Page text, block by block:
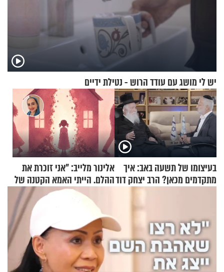
יש לי מושג עם עודד הרוש - נטילת ידיים
בעיצומו של תשעה באב: איך
מתקדמים מכאן? הרב יצחק דוד
גרוסמן בשיחה מיוחדת
אלינור מלייב: "אני זוכרת את
ההלם. הייתי האמא הקטנה של